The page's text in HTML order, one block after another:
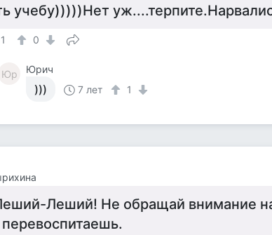
учебу)))))Нет
1 0
Юр Юрич
))) 7 лет 1
Леший! Не обращай внимание
перевоспитаешь.